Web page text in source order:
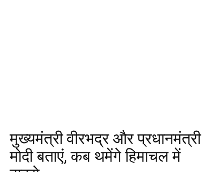
मुख्यमंत्री वीरभद्र और प्रधानमंत्री
मोदी बताएं, कब थमेंगे हिमाचल में